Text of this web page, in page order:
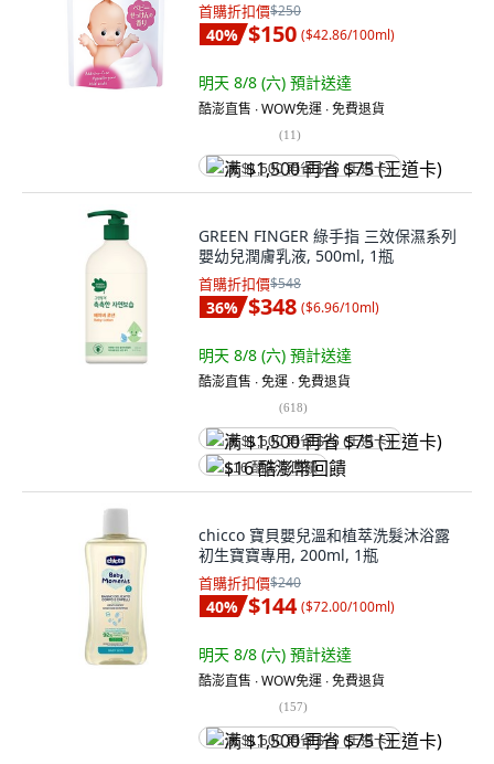
首購折扣價$250
40% $150 ($42.86/100ml)
明天 8/8 (六) 預計送達
酷澎直售 ∙ WOW免運 ∙ 免費退貨
(11)
满 $1,500 再省 $75 (王道卡)
GREEN FINGER 綠手指 三效保濕系列
嬰幼兒潤膚乳液, 500ml, 1瓶
首購折扣價$548
36% $348 ($6.96/10ml)
明天 8/8 (六) 預計送達
酷澎直售 ∙ 免運 ∙ 免費退貨
(618)
满 $1,500 再省 $75 (王道卡)
$16 酷澎幣回饋
chicco 寶貝嬰兒溫和植萃洗髮沐浴露
初生寶寶專用, 200ml, 1瓶
首購折扣價$240
40% $144 ($72.00/100ml)
明天 8/8 (六) 預計送達
酷澎直售 ∙ WOW免運 ∙ 免費退貨
(157)
满 $1,500 再省 $75 (王道卡)